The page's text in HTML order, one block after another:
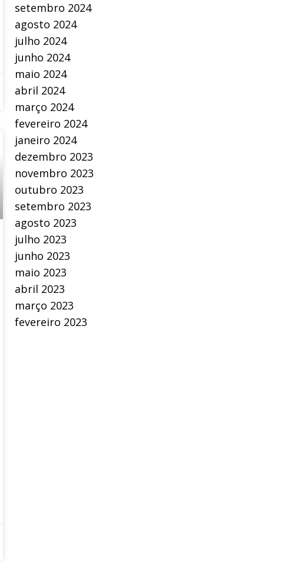
setembro 2024
agosto 2024
julho 2024
junho 2024
maio 2024
abril 2024
março 2024
fevereiro 2024
janeiro 2024
dezembro 2023
novembro 2023
outubro 2023
setembro 2023
agosto 2023
julho 2023
junho 2023
maio 2023
abril 2023
março 2023
fevereiro 2023